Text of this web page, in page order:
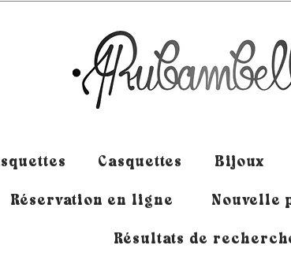
Casquettes Bijoux
Réservation en ligne Nouvelle
Résultats de